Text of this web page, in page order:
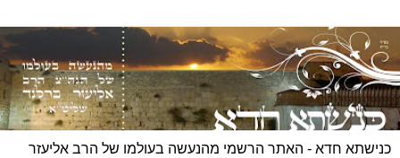
כנישתא חדא - האתר הרשמי מהנעשה בעולמו של הרב אליעזר